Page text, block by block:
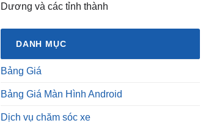
Dương và các tỉnh thành
DANH MỤC
Bảng Giá
Bảng Giá Màn Hình Android
Dịch vụ chăm sóc xe